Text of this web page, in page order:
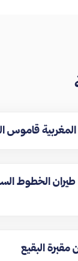
قاموس
طيران الخطوط
البقيع